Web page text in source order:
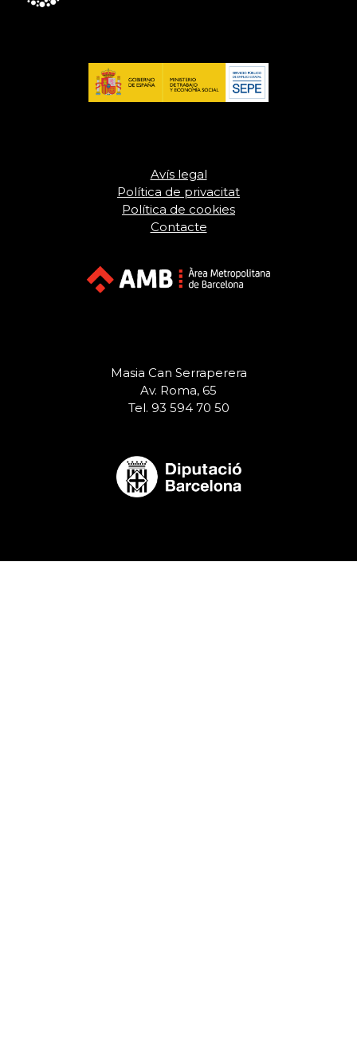
Avís legal
Política de privacitat
Política de cookies
Contacte
Masia Can Serraperera
Av. Roma, 65
Tel. 93 594 70 50